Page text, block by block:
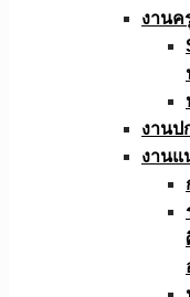
งานค
งานป
งานแ